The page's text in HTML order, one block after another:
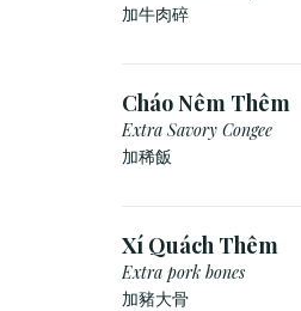
加牛肉碎
Cháo Nêm Thêm
Extra Savory Congee
加稀飯
Xí Quách Thêm
Extra pork bones
加豬大骨